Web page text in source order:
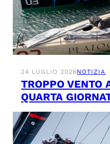
24 LUGLIO 2026NOTIZIA
TROPPO VENTO
QUARTA